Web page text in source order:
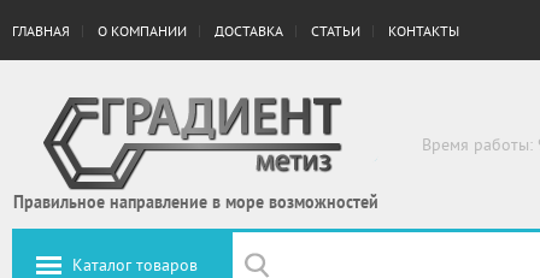
ГЛАВНАЯ О КОМПАНИИ ДОСТАВКА СТАТЬИ КОНТАКТЫ
Правильное направление в море возможностей
Время работы:
Каталог товаров